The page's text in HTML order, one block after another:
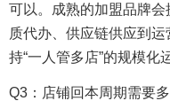
可以。成熟的加盟品牌
质代办、供应链供应到
持“一人管多店”的规模化
Q3：店铺回本周期需要多